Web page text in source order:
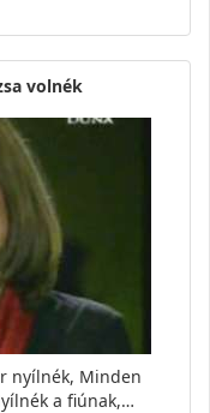
volnék
nyílnék, Minden
a fiúnak,…